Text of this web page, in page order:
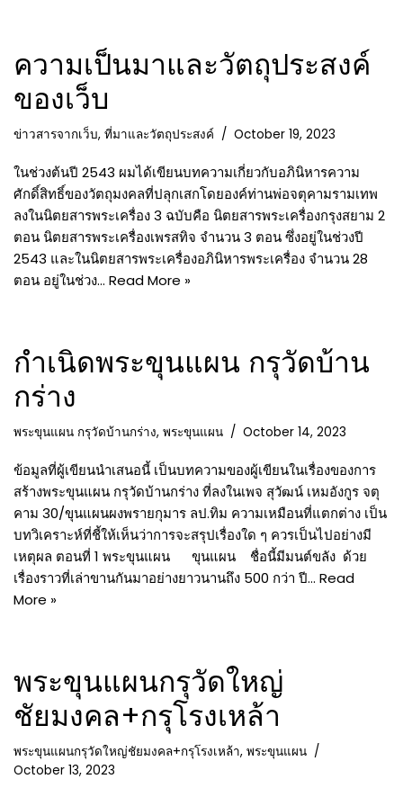
ความเป็นมาและวัตถุประสงค์
ของเว็บ
ข่าวสารจากเว็บ, ที่มาและวัตถุประสงค์ October 19, 2023
ในช่วงต้นปี 2543 ผมได้เขียนบทความเกี่ยวกับอภินิหารความ
ศักดิ์สิทธิ์ของวัตถุมงคลที่ปลุกเสกโดยองค์ท่านพ่อจตุคามรามเทพ
ลงในนิตยสารพระเครื่อง 3 ฉบับคือ นิตยสารพระเครื่องกรุงสยาม 2
ตอน นิตยสารพระเครื่องเพรสทิจ จำนวน 3 ตอน ซึ่งอยู่ในช่วงปี
2543 และในนิตยสารพระเครื่องอภินิหารพระเครื่อง จำนวน 28
ตอน อยู่ในช่วง… Read More »
กำเนิดพระขุนแผน กรุวัดบ้าน
กร่าง
พระขุนแผน กรุวัดบ้านกร่าง, พระขุนแผน October 14, 2023
ข้อมูลที่ผู้เขียนนำเสนอนี้ เป็นบทความของผู้เขียนในเรื่องของการ
สร้างพระขุนแผน กรุวัดบ้านกร่าง ที่ลงในเพจ สุวัฒน์ เหมอังกูร จตุ
คาม 30/ขุนแผนผงพรายกุมาร ลป.ทิม ความเหมือนที่แตกต่าง เป็น
บทวิเคราะห์ที่ชี้ให้เห็นว่าการจะสรุปเรื่องใด ๆ ควรเป็นไปอย่างมี
เหตุผล ตอนที่ 1 พระขุนแผน ขุนแผน ชื่อนี้มีมนต์ขลัง ด้วย
เรื่องราวที่เล่าขานกันมาอย่างยาวนานถึง 500 กว่า ปี… Read
More »
พระขุนแผนกรุวัดใหญ่
ชัยมงคล+กรุโรงเหล้า
พระขุนแผนกรุวัดใหญ่ชัยมงคล+กรุโรงเหล้า, พระขุนแผน
October 13, 2023